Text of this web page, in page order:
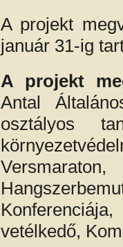
A projekt
január 31-ig
A projekt
Antal
osztályos
vetélkedő,